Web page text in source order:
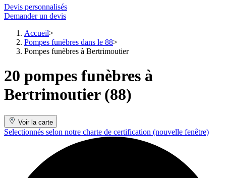
Devis personnalisés
Demander un devis
Accueil
Pompes funèbres dans le 88
Pompes funèbres à Bertrimoutier
20 pompes funèbres à
Bertrimoutier (88)
Voir la carte
Selectionnés selon notre charte de certification (nouvelle fenêtre)